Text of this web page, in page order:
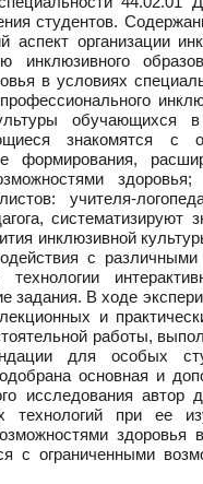
студентов.
организации
в условиях
обучающихся
знакомятся с
формирования,
учителя-
систематизируют
инклюзивной
с
задания. В ходе
и
работы,
для особых
основная и
исследования
технологий при ее
здоровья
с ограниченными